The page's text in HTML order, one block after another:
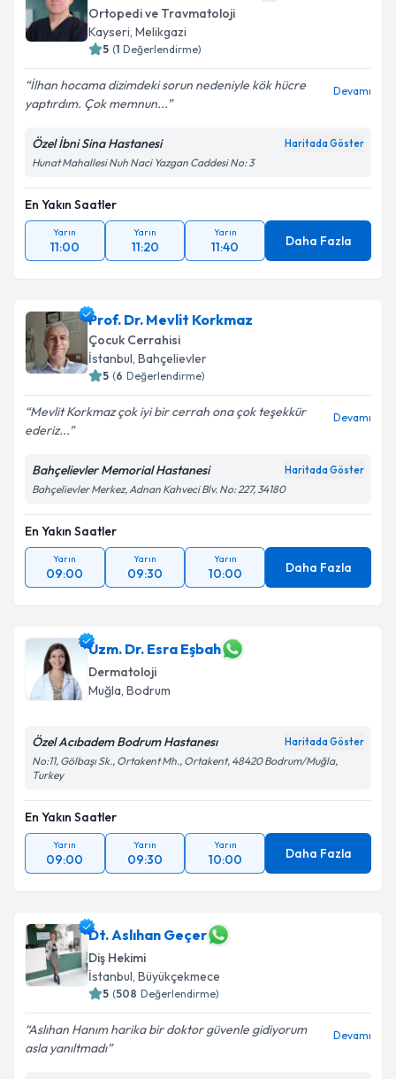
Ortopedi ve Travmatoloji
Kayseri, Melikgazi
5 (1 Değerlendirme)
İlhan hocama dizimdeki sorun nedeniyle kök hücre
yaptırdım. Çok memnun...
Devamı
Özel İbni Sina Hastanesi Haritada Göster
Hunat Mahallesi Nuh Naci Yazgan Caddesi No: 3
En Yakın Saatler
Yarın
11:00
Yarın
11:20
Yarın
11:40 Daha Fazla
Prof. Dr. Mevlit Korkmaz
Çocuk Cerrahisi
İstanbul, Bahçelievler
5 (6 Değerlendirme)
Mevlit Korkmaz çok iyi bir cerrah ona çok teşekkür
ederiz...
Devamı
Bahçelievler Memorial Hastanesi Haritada Göster
Bahçelievler Merkez, Adnan Kahveci Blv. No: 227, 34180
En Yakın Saatler
Yarın
09:00
Yarın
09:30
Yarın
10:00 Daha Fazla
Uzm. Dr. Esra Eşbah
Dermatoloji
Muğla, Bodrum
Özel Acıbadem Bodrum Hastanesı Haritada Göster
No:11, Gölbaşı Sk., Ortakent Mh., Ortakent, 48420 Bodrum/Muğla,
Turkey
En Yakın Saatler
Yarın
09:00
Yarın
09:30
Yarın
10:00 Daha Fazla
Dt. Aslıhan Geçer
Diş Hekimi
İstanbul, Büyükçekmece
5 (508 Değerlendirme)
Aslıhan Hanım harika bir doktor güvenle gidiyorum
asla yanıltmadı
Devamı